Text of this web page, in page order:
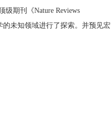
级期刊《Nature Reviews
未知领域进行了探索。并预见宏